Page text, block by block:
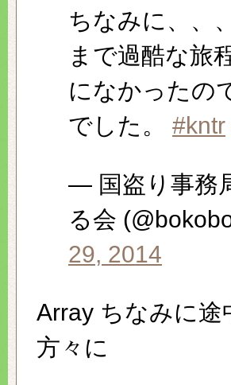
ちなみに、、
まで過酷な旅
になかったの
でした。 #kntr
— 国盗り事務
る会
29, 2014
Array ちなみに途
方々に